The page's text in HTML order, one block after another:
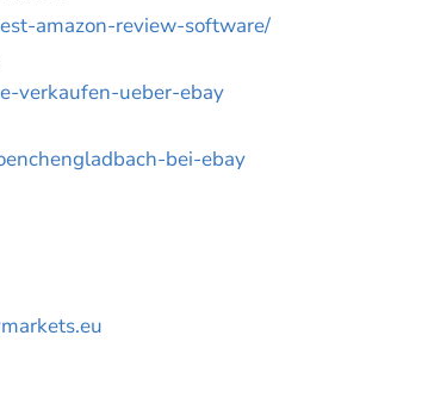
amazon-review-software/
verkaufen-ueber-ebay
bei-ebay